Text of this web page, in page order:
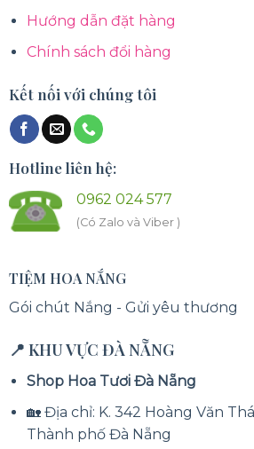
Hướng dẫn đặt hàng
Chính sách đổi hàng
Kết nối với chúng tôi
Hotline liên hệ:
0962 024 577
(Có Zalo và Viber )
TIỆM HOA NẮNG
Gói chút Nắng - Gửi yêu thương
📍 KHU VỰC ĐÀ NẴNG
Shop Hoa Tươi Đà Nẵng
🏡 Địa chỉ: K. 342 Hoàng Văn
Thành phố Đà Nẵng